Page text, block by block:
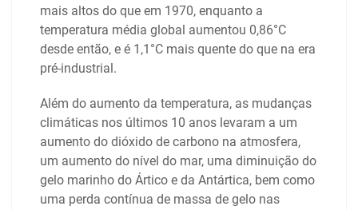
mais altos do que em 1970, enquanto a
temperatura média global aumentou 0,86°C
desde então, e é 1,1°C mais quente do que na era
pré-industrial.
Além do aumento da temperatura, as mudanças
climáticas nos últimos 10 anos levaram a um
aumento do dióxido de carbono na atmosfera,
um aumento do nível do mar, uma diminuição do
gelo marinho do Ártico e da Antártica, bem como
uma perda contínua de massa de gelo nas